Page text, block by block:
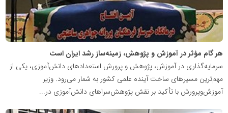
هر گام مؤثر در آموزش و پژوهش، زمینه‌ساز رشد ایران است
سرمایه‌گذاری در آموزش، پژوهش و پرورش استعدادهای دانش‌آموزی، یکی از
مهم‌ترین مسیرهای ساخت آینده علمی کشور به شمار می‌رود. وزیر
آموزش‌وپرورش با تأکید بر نقش پژوهش‌سراهای دانش‌آموزی در...